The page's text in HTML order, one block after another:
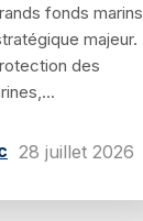
fonds marins
majeur.
des
28 juillet 2026